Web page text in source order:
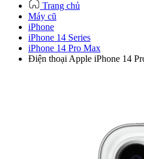
Trang chủ
Máy cũ
iPhone
iPhone 14 Series
iPhone 14 Pro Max
Điện thoại Apple iPhone 14